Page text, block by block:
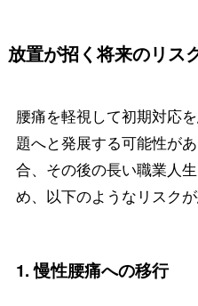
放置が招く将来のリス
腰痛を軽視して初期対応
題へと発展する可能性が
合、その後の長い職業人
め、以下のようなリスクが
1.慢性腰痛への移行